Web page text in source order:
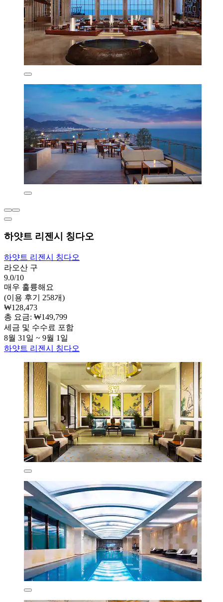
하얏트 리젠시 칭다오
하얏트 리젠시 칭다오
라오산 구
9.0/10
매우 훌륭해요
(이용 후기 258개)
₩128,473
총 요금: ₩149,799
세금 및 수수료 포함
8월 31일 ~ 9월 1일
하얏트 리젠시 칭다오